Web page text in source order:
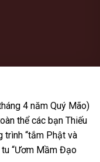
4 năm Quý Mão)
thể các bạn Thiếu
trình “tắm Phật và
tu “Ươm Mầm Đạo